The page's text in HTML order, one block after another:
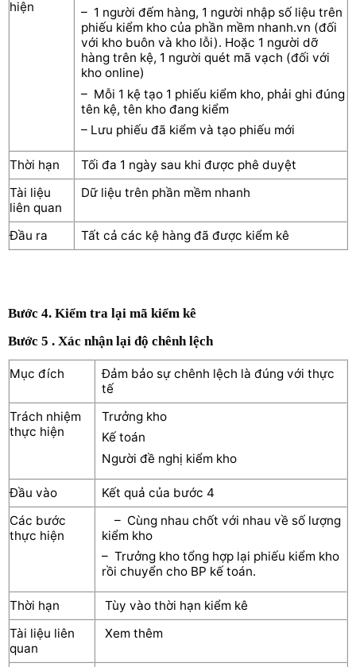
hiện
– 1 người đếm hàng, 1 người nhập số liệu trên
phiếu kiểm kho của phần mềm nhanh.vn (đối
với kho buôn và kho lỗi). Hoặc 1 người dỡ
hàng trên kệ, 1 người quét mã vạch (đối với
kho online)
– Mỗi 1 kệ tạo 1 phiếu kiểm kho, phải ghi đúng
tên kệ, tên kho đang kiểm
– Lưu phiếu đã kiểm và tạo phiếu mới
Thời hạn
Tối đa 1 ngày sau khi được phê duyệt
Tài liệu
liên quan
Dữ liệu trên phần mềm nhanh
Đầu ra Tất cả các kệ hàng đã được kiểm kê
Bước 4. Kiểm tra lại mã kiểm kê
Bước 5 . Xác nhận lại độ chênh lệch
Mục đích
Đảm bảo sự chênh lệch là đúng với thực
tế
Trách nhiệm
thực hiện
Trưởng kho
Kế toán
Người đề nghị kiểm kho
Đầu vào
Kết quả của bước 4
Các bước
thực hiện
– Cùng nhau chốt với nhau về số lượng
kiểm kho
– Trưởng kho tổng hợp lại phiếu kiểm kho
rồi chuyển cho BP kế toán.
Thời hạn
Tùy vào thời hạn kiểm kê
Tài liệu liên
quan
Xem thêm